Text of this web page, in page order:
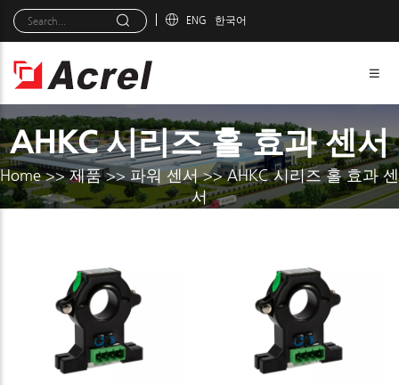
ENG 한국어
AHKC 시리즈 홀 효과 센서
Home>>제품>> 파워 센서>>AHKC 시리즈 홀 효과 센
서